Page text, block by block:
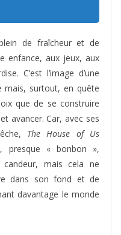
de fraîcheur et de
enfance, aux jeux, aux
C’est l’image d’une
mais, surtout, en quête
que de se construire
avancer. Car, avec ses
The House of Us
presque « bonbon »,
mais cela ne
dans son fond et de
davantage le monde